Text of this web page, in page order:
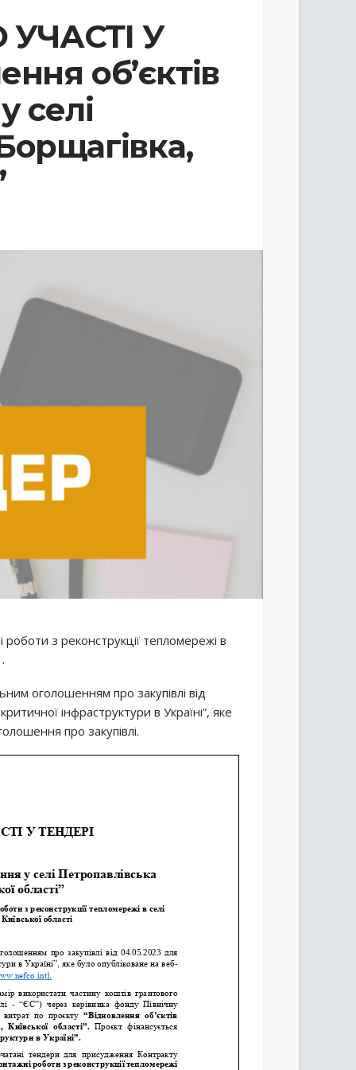
У
об’єктів
селі
з реконструкції тепломережі в
оголошенням про закупівлі від
інфраструктури в Україні”, яке
про закупівлі.